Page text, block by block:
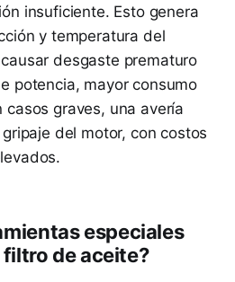
insuficiente. Esto genera
y temperatura del
desgaste prematuro
potencia, mayor consumo
graves, una avería
del motor, con costos
especiales
de aceite?